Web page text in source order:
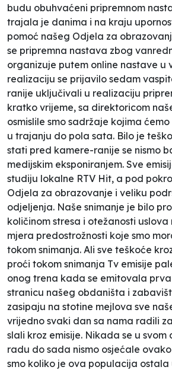
budu obuhvaćeni pripremnom
trajala je danima i na kraju
pomoć našeg Odjela za
se pripremna nastava zbog
organizuje putem online nastave u
realizaciju se prijavilo sedam
ranije uključivali u realizaciju
kratko vrijeme, sa direktoricom
osmislile smo sadržaje kojima
u trajanju do pola sata. Bilo je
stati pred kamere-ranije se nismo
medijskim eksponiranjem. Sve
studiju lokalne RTV Hit, a pod
Odjela za obrazovanje i veliku
odjeljenja. Naše snimanje je bilo
količinom stresa i otežanosti
mjera predostrožnosti koje smo
tokom snimanja. Ali sve teškoće
proći tokom snimanja Tv emisije
onog trena kada se emitovala
stranicu našeg obdaništa i
zasipaju na stotine mejlova sve
vrijedno svaki dan sa nama radili
slali kroz emisije. Nikada se u
radu do sada nismo osjećale
smo koliko je ova populacija ostala